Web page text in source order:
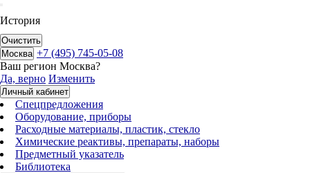
История
Очистить
Москва +7 (495) 745-05-08
Ваш регион Москва?
Да, верно Изменить
Личный кабинет
Спецпредложения
Оборудование, приборы
Расходные материалы, пластик, стекло
Химические реактивы, препараты, наборы
Предметный указатель
Библиотека